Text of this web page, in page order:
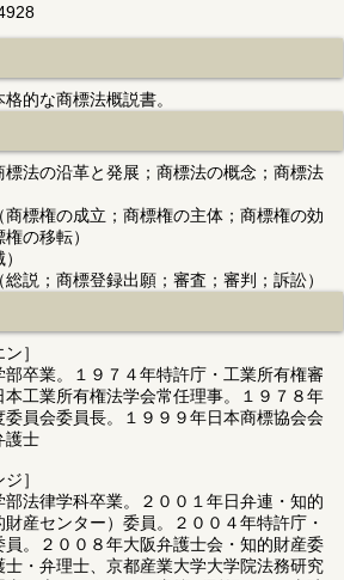
的な商標法概説書。
法の沿革と発展；商標法の概念；商標法
標権の成立；商標権の主体；商標権の効
の移転）
説；商標登録出願；審査；審判；訴訟）
］
部卒業。１９７４年特許庁・工業所有権審
工業所有権法学会常任理事。１９７８年
委員会委員長。１９９９年日本商標協会会
護士
］
部法律学科卒業。２００１年日弁連・知的
産センター）委員。２００４年特許庁・
。２００８年大阪弁護士会・知的財産委
士・弁理士、京都産業大学大学院法務研究